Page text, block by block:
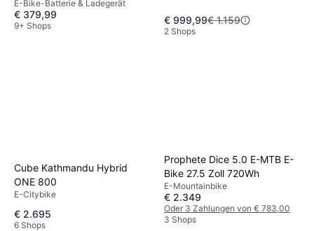
E-Bike-Batterie & Ladegerät
€ 379,99
9+ Shops
25km/h
€ 999,99€ 1.159
2 Shops
Cube Kathmandu Hybrid
ONE 800
E-Citybike
€ 2.695
6 Shops
Prophete Dice 5.0 E-MTB E-
Bike 27.5 Zoll 720Wh
E-Mountainbike
€ 2.349
Oder 3 Zahlungen von € 783,00
3 Shops